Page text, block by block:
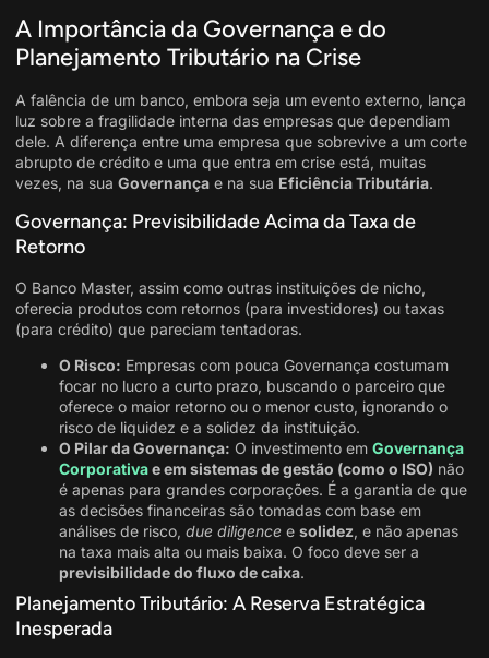
A Importância da Governança e do
Planejamento Tributário na Crise
A falência de um banco, embora seja um evento externo, lança
luz sobre a fragilidade interna das empresas que dependiam
dele. A diferença entre uma empresa que sobrevive a um corte
abrupto de crédito e uma que entra em crise está, muitas
vezes, na sua Governança e na sua Eficiência Tributária.
Governança: Previsibilidade Acima da Taxa de
Retorno
O Banco Master, assim como outras instituições de nicho,
oferecia produtos com retornos (para investidores) ou taxas
(para crédito) que pareciam tentadoras.
O Risco: Empresas com pouca Governança costumam
focar no lucro a curto prazo, buscando o parceiro que
oferece o maior retorno ou o menor custo, ignorando o
risco de liquidez e a solidez da instituição.
O Pilar da Governança: O investimento em Governança
Corporativae em sistemas de gestão (como o ISO) não
é apenas para grandes corporações. É a garantia de que
as decisões financeiras são tomadas com base em
análises de risco, due diligence e solidez, e não apenas
na taxa mais alta ou mais baixa. O foco deve ser a
previsibilidade do fluxo de caixa.
Planejamento Tributário: A Reserva Estratégica
Inesperada